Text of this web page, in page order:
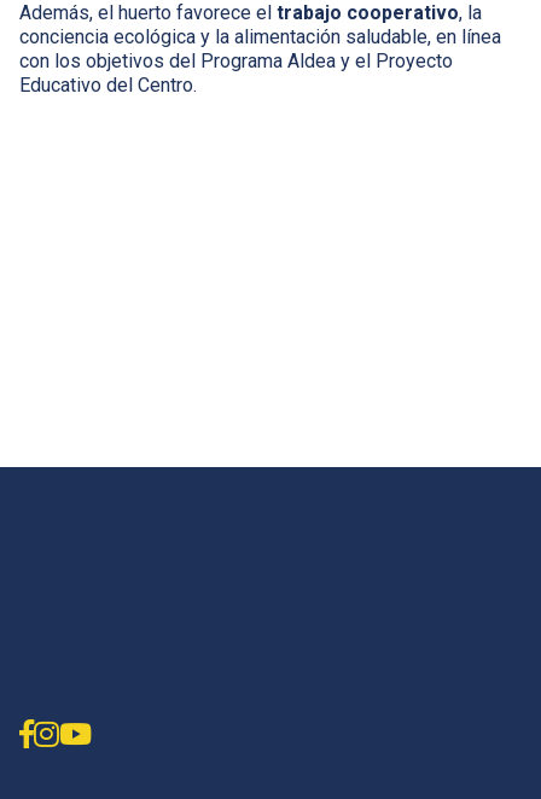
Además, el huerto favorece el trabajo cooperativo, la
conciencia ecológica y la alimentación saludable, en línea
con los objetivos del Programa Aldea y el Proyecto
Educativo del Centro.